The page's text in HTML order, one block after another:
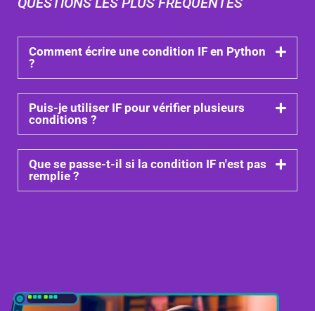
Comment écrire une condition IF en Python
?
Puis-je utiliser IF pour vérifier plusieurs
conditions ?
Que se passe-t-il si la condition IF n'est pas
remplie ?